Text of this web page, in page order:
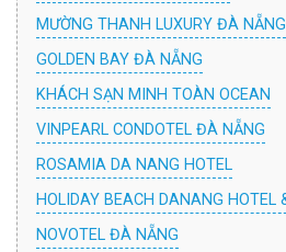
MƯỜNG THANH LUXURY ĐÀ NẴNG
GOLDEN BAY ĐÀ NẴNG
KHÁCH SẠN MINH TOÀN OCEAN
VINPEARL CONDOTEL ĐÀ NẴNG
ROSAMIA DA NANG HOTEL
HOLIDAY BEACH DANANG HOTEL
NOVOTEL ĐÀ NẴNG